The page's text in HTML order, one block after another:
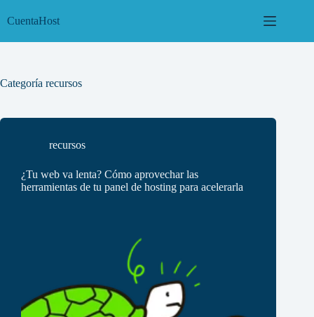
CuentaHost
Categoría recursos
recursos
¿Tu web va lenta? Cómo aprovechar las
herramientas de tu panel de hosting para acelerarla